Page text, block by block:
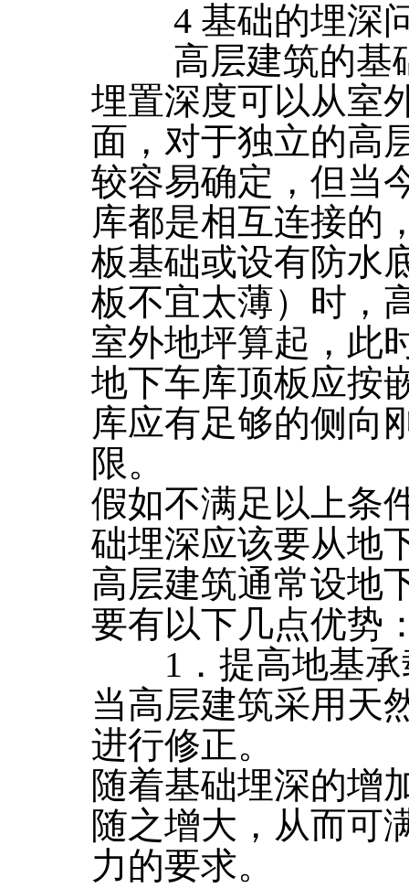
4 基础的埋深
高层建筑的基础
埋置深度可以从室
面，对于独立的高
较容易确定，但当
库都是相互连接的
板基础或设有防水
板不宜太薄）时，
室外地坪算起，此
地下车库顶板应按
库应有足够的侧向
限。
假如不满足以上条
础埋深应该要从地
高层建筑通常设地
要有以下几点优势
1．提高地基承
当高层建筑采用天
进行修正。
随着基础埋深的增
随之增大，从而可
力的要求。